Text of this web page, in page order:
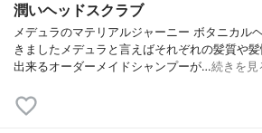
潤いヘッドスクラブ
メデュラのマテリアルジャーニー ボタニカル
きましたメデュラと言えばそれぞれの髪質や
出来るオーダーメイドシャンプーが…続きを見